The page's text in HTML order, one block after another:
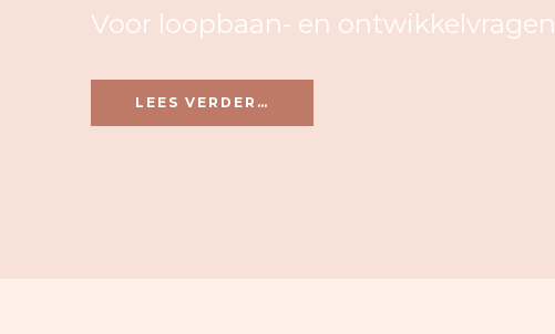
Voor loopbaan- en ontwikkelvragen
LEES VERDER…